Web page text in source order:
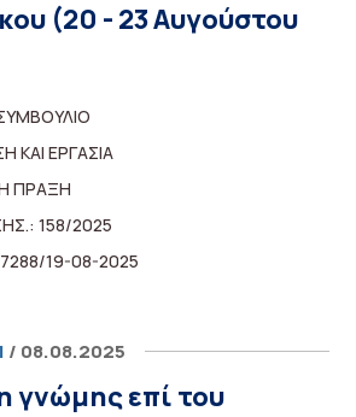
(20 - 23 Αυγούστου
ΚΑΙ ΕΡΓΑΣΙΑ
ΠΡΑΞΗ
158/2025
19-08-2025
/ 08.08.2025
γνώμης επί του